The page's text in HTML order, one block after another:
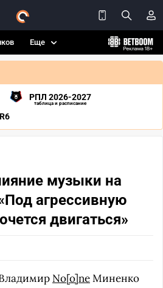
Еще
РПЛ 2026-2027
таблица и расписание
музыки на
агрессивную
двигаться»
No[o]neМиненко